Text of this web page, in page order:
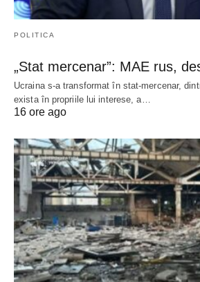
POLITICA
„Stat mercenar”: MAE rus,
Ucraina s-a transformat în stat-mercenar,
exista în propriile lui interese, a…
16 ore ago